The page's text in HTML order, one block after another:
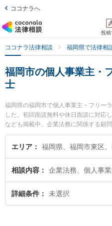
ココナラへ
投稿
ココナラ法律相談 福岡県で法律相
福岡市の個人事業主・
士
福岡県の福岡市で個人事業主・フリー
した。初回面談無料や休日面談に対応
なども掲載中。企業法務に関係する顧
ェック、雇用契約書・就業規則作成等
利です。特に瀬戸法律事務所の瀬戸 伸
注目されています。『福岡市で土日や
スのトラブルを今すぐに弁護士に相談
トラブル解決の実績豊富な近くの弁護
エリア
相談内容 企業法務、個人事
詳細条件 未選択